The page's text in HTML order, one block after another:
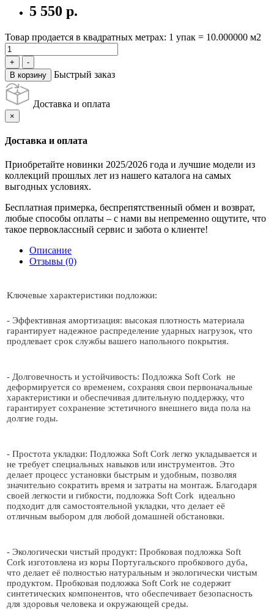
5 550 р.
Товар продается в квадратных метрах: 1 упак = 10.000000 м2
В корзину Быстрый заказ
Доставка и оплата
×
Доставка и оплата
Приобретайте новинки 2025/2026 года и лучшие модели из
коллекций прошлых лет из нашего каталога на самых
выгодных условиях.
Бесплатная примерка, беспрепятственный обмен и возврат,
любые способы оплаты – с нами вы непременно ощутите, что
такое первоклассный сервис и забота о клиенте!
Описание
Отзывы (0)
Ключевые характеристики подложки:
- Эффективная амортизация: высокая плотность материала
гарантирует надежное распределение ударных нагрузок, что
продлевает срок службы вашего напольного покрытия.
- Долговечность и устойчивость: Подложка Soft Cork не
деформируется со временем, сохраняя свои первоначальные
характеристики и обеспечивая длительную поддержку, что
гарантирует сохранение эстетичного внешнего вида пола на
долгие годы.
- Простота укладки: Подложка Soft Cork легко укладывается и
не требует специальных навыков или инструментов. Это
делает процесс установки быстрым и удобным, позволяя
значительно сократить время и затраты на монтаж. Благодаря
своей легкости и гибкости, подложка Soft Cork идеально
подходит для самостоятельной укладки, что делает её
отличным выбором для любой домашней обстановки.
- Экологически чистый продукт: Пробковая подложка Soft
Cork изготовлена из коры Португальского пробкового дуба,
что делает её полностью натуральным и экологически чистым
продуктом. Пробковая подложка Soft Cork не содержит
синтетических компонентов, что обеспечивает безопасность
для здоровья человека и окружающей среды.